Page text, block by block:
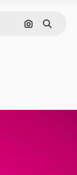
画像で検索
検索